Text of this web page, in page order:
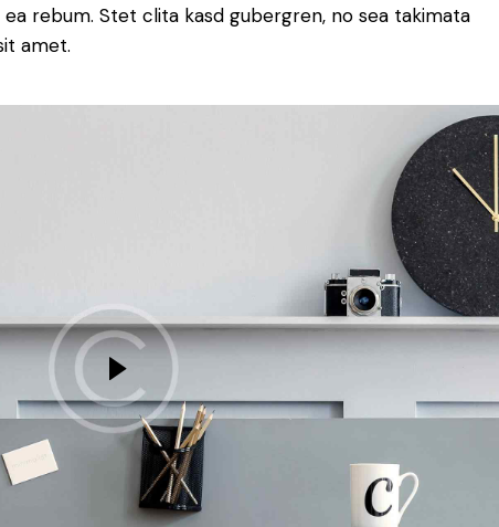
rebum. Stet clita kasd gubergren, no sea takimata
amet.